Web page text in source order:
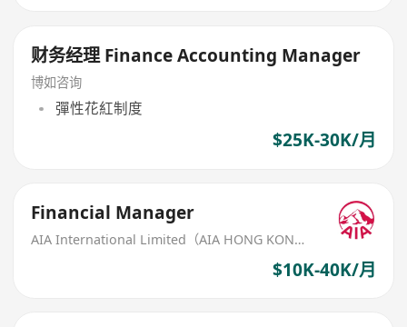
财务经理 Finance Accounting Manager
博如咨询
彈性花紅制度
$25K-30K/月
Financial Manager
AIA International Limited（AIA HONG KONG）
$10K-40K/月